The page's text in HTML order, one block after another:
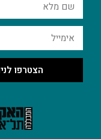
הצטרפו